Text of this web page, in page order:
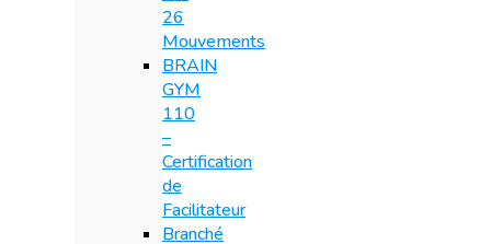
26
Mouvements
BRAIN
GYM
110
–
Certification
de
Facilitateur
Branché